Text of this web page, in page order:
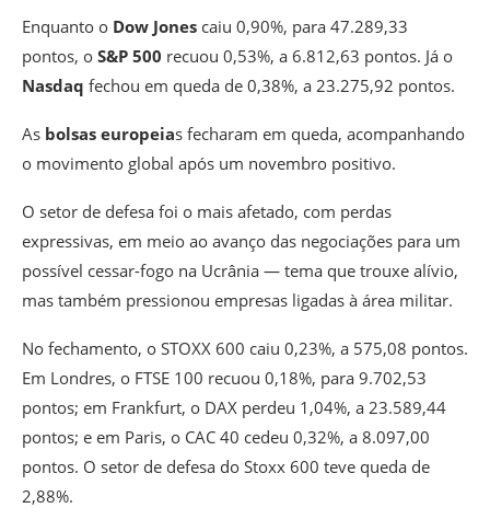
Enquanto o Dow Jones caiu 0,90%, para 47.289,33
pontos, o S&P 500 recuou 0,53%, a 6.812,63 pontos. Já o
Nasdaq fechou em queda de 0,38%, a 23.275,92 pontos.
As bolsas europeias fecharam em queda, acompanhando
o movimento global após um novembro positivo.
O setor de defesa foi o mais afetado, com perdas
expressivas, em meio ao avanço das negociações para um
possível cessar-fogo na Ucrânia — tema que trouxe alívio,
mas também pressionou empresas ligadas à área militar.
No fechamento, o STOXX 600 caiu 0,23%, a 575,08 pontos.
Em Londres, o FTSE 100 recuou 0,18%, para 9.702,53
pontos; em Frankfurt, o DAX perdeu 1,04%, a 23.589,44
pontos; e em Paris, o CAC 40 cedeu 0,32%, a 8.097,00
pontos. O setor de defesa do Stoxx 600 teve queda de
2,88%.